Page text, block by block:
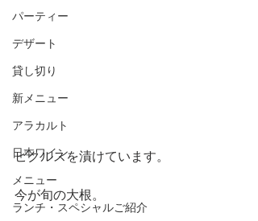
パーティー
デザート
貸し切り
新メニュー
アラカルト
日本ワイン
メニュー
ランチ・スペシャルご紹介
ピクルスを漬けています。
今が旬の大根。